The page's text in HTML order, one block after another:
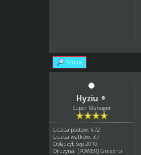
Szukaj
Hyziu
Super Manager
Liczba postów: 672
Liczba wątków: 37
Dołączył: Sep 2010
Drużyna: [POWER] Gniezno